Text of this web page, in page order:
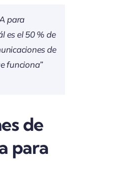
para
es el 50 % de
de
funciona”
de
para